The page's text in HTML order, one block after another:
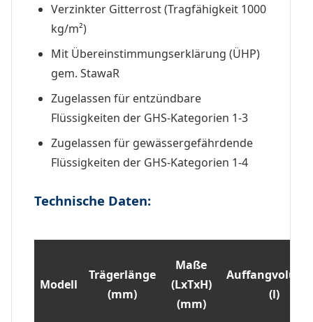
Verzinkter Gitterrost(Tragfähigkeit 1000
kg/m²)
Mit Übereinstimmungserklärung (ÜHP)
gem. StawaR
Zugelassen für entzündbare
Flüssigkeiten der GHS-Kategorien 1-3
Zugelassen für gewässergefährdende
Flüssigkeiten der GHS-Kategorien 1-4
Technische Daten:
Modell
Trägerlänge
(mm)
Maße
(LxTxH)
(mm)
(l)